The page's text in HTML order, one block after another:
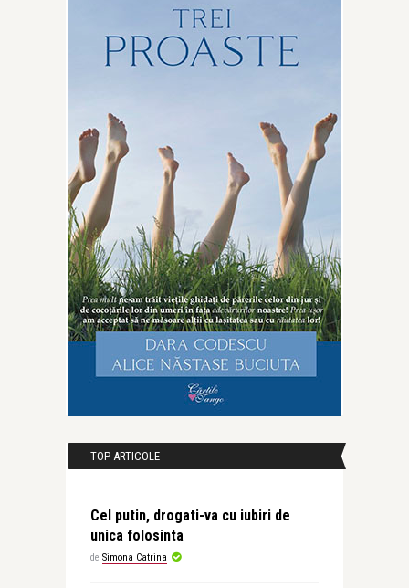
TOP ARTICOLE
Cel putin, drogati-va cu iubiri de
unica folosinta
de Simona Catrina